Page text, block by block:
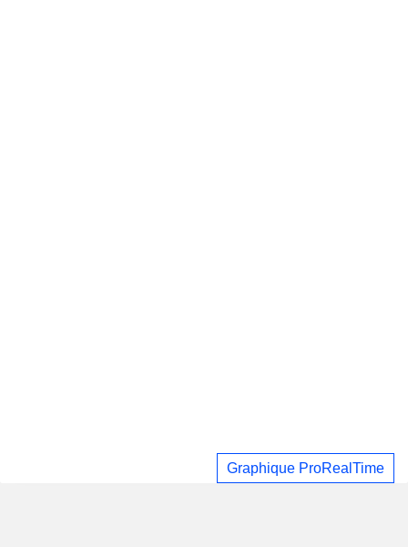
Graphique ProRealTime